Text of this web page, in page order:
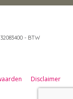
- BTW
Disclaimer